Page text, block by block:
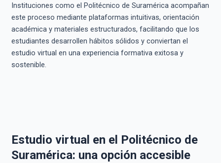
Instituciones como el Politécnico de Suramérica acompañan
este proceso mediante plataformas intuitivas, orientación
académica y materiales estructurados, facilitando que los
estudiantes desarrollen hábitos sólidos y conviertan el
estudio virtual en una experiencia formativa exitosa y
sostenible.
Estudio virtual en el Politécnico de
Suramérica: una opción accesible